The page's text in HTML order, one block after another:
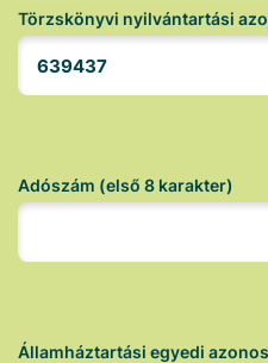
Törzskönyvi nyilvántartási
Adószám (első 8 karakter)
Államháztartási egyedi